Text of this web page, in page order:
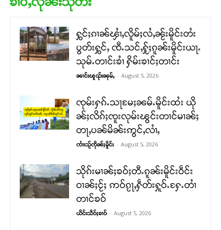
ႁွင်ႈၵၢၼ်ၾၢႆႇလိူမ်ႈလႆႇၼႂ်းမိူင်းတႆး
ပွတ်းႁွင်ႇ ၸီႉသင်ႇႁႂ်ႈၵူၼ်းမိူင်းယႃႉ
သုမ်ႉတၢင်းၶၢႆ ႁိမ်းၶၢင်ႈတၢင်း
ၼၢင်းၽူၺ်းၼုမ်ႇ - August 5, 2026
ၸုမ်းႁၵ်ႉသႃမႄႈၼမ်ႉမိူင်းထႆး ယို
ၼ်ႈလိၵ်ႈၸူးလုမ်းၽွင်းတၢင်မၢၼ်ႈ
တႃႇပၼ်မိၼ်းဢွင်ႇလၢႆႇ
ၸၢႆးသႂ်ၸိုၼ်ႈမိူင်း - August 5, 2026
သိုၵ်းမၢၼ်ႈၶဝ်ႈတီႉၵူၼ်းမိူင်းဝဵင်း
ဝၢၼ်ႈငႂ်ႈ ဢဝ်ၵႂႃႇႁဵတ်းႁူဝ်ႉႁႄႉတၢႆ
တၢင်ၶဝ်
ယိင်းသဵဝ်ႈၶၢဝ် - August 5, 2026